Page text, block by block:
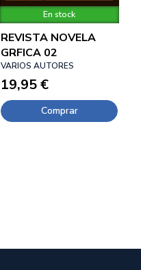
En stock
REVISTA NOVELA
GRFICA 02
VARIOS AUTORES
19,95 €
Comprar